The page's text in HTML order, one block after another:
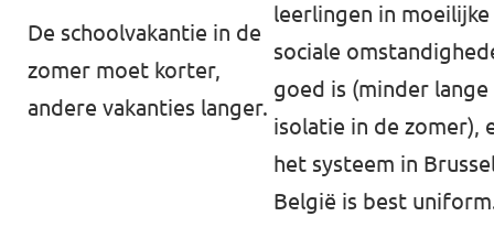
De schoolvakantie in de
zomer moet korter,
andere vakanties langer.
leerlingen in moeilijke
sociale
goed is (minder lange
isolatie in de zomer),
het systeem in
België is best